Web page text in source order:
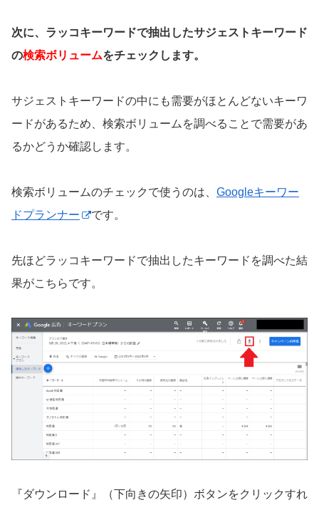
次に、ラッコキーワードで抽出したサジェストキーワード
の検索ボリュームをチェックします。
サジェストキーワードの中にも需要がほとんどないキーワ
ードがあるため、検索ボリュームを調べることで需要があ
るかどうか確認します。
検索ボリュームのチェックで使うのは、 Googleキーワー
ドプランナー
です。
先ほどラッコキーワードで抽出したキーワードを調べた結
果がこちらです。
『ダウンロード』（下向きの矢印）ボタンをクリックすれ